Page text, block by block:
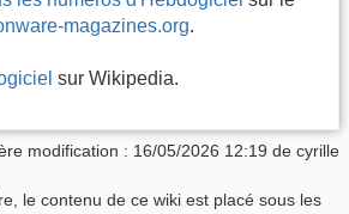
magazines.org.
sur Wikipedia.
modification : 16/05/2026 12:19 de cyrille
le contenu de ce wiki est placé sous les